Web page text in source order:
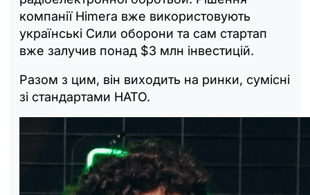
компанії Himera вже використовують
українські Сили оборони та сам стартап
вже залучив понад $3 млн інвестицій.
Разом з цим, він виходить на ринки, сумісні
зі стандартами НАТО.